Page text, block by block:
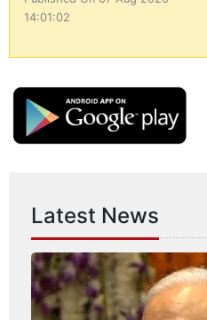
14:01:02
Latest News